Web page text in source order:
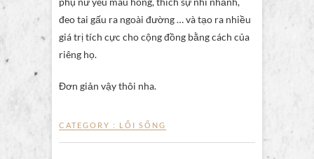
đeo tai gấu ra ngoài đường … và tạo ra nhiều
giá trị tích cực cho cộng đồng bằng cách của
riêng họ.
Đơn giản vậy thôi nha.
CATEGORY : LỐI SỐNG